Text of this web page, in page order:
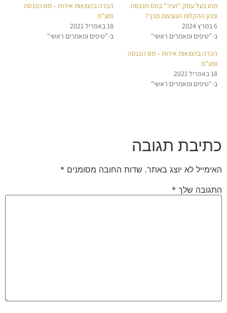
מהו בעל עסק "זעיר" במס הכנסה
ומהן ההקלות הנובעות מכך?
6 במרץ 2024
ב-"טיפים ומאמרים ראשי"
הכרה בהוצאות אירוח – מס הכנסה
ומע"מ
18 באפריל 2021
ב-"טיפים ומאמרים ראשי"
הכרה בהוצאות אירוח – מס הכנסה
ומע"מ
18 באפריל 2021
ב-"טיפים ומאמרים ראשי"
כתיבת תגובה
האימייל לא יוצג באתר. שדות החובה מסומנים *
התגובה שלך *